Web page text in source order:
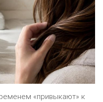
«привыкают» к